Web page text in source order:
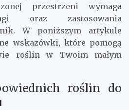
przestrzeni wymaga
oraz zastosowania
W poniższym artykule
wskazówki, które pomogą
roślin w Twoim małym
roślin do